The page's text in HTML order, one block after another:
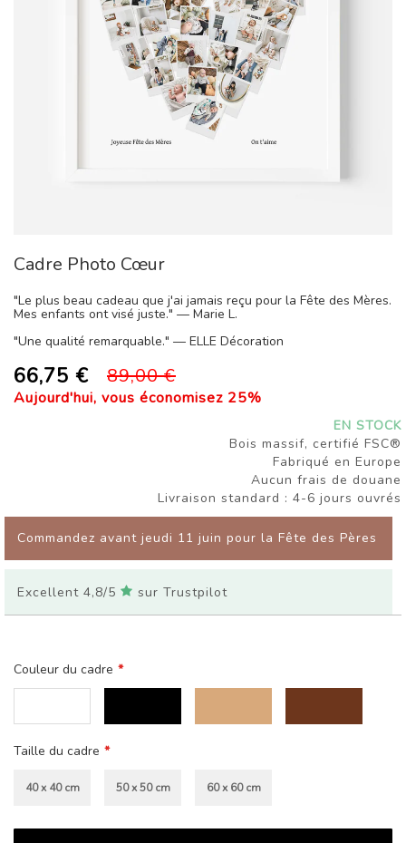
au
de
la
Galerie
d’images
Cadre Photo Cœur
"Le plus beau cadeau que j'ai jamais reçu pour la Fête des Mères.
Mes enfants ont visé juste." — Marie L.
"Une qualité remarquable." — ELLE Décoration
66,75 € 89,00 €
Aujourd'hui, vous économisez 25%
EN STOCK
Bois massif, certifié FSC®
Fabriqué en Europe
Aucun frais de douane
Livraison standard : 4-6 jours ouvrés
Commandez avant jeudi 11 juin pour la Fête des Pères
Excellent 4,8/5 sur Trustpilot
Couleur du cadre
Taille du cadre
40 x 40 cm 50 x 50 cm 60 x 60 cm